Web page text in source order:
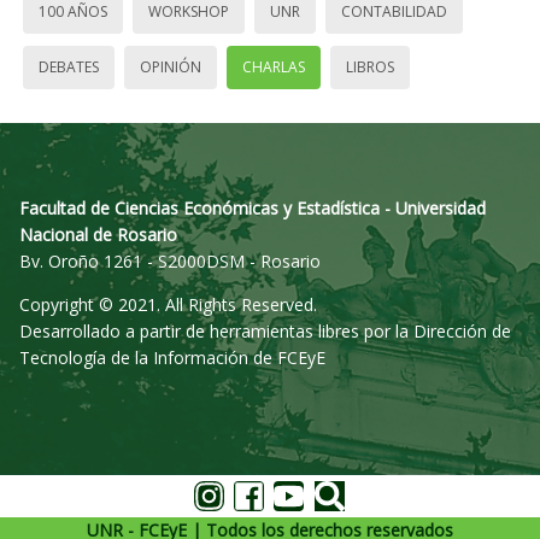
100 AÑOS WORKSHOP UNR CONTABILIDAD
DEBATES OPINIÓN CHARLAS LIBROS
Facultad de Ciencias Económicas y Estadística - Universidad
Nacional de Rosario
Bv. Oroño 1261 - S2000DSM - Rosario
Copyright © 2021. All Rights Reserved.
Desarrollado a partir de herramientas libres por la Dirección de
Tecnología de la Información de FCEyE
UNR - FCEyE | Todos los derechos reservados